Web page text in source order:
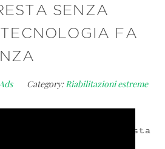
SENZA
FA
Category:Riabilitazioni estreme
quando la bocca resta